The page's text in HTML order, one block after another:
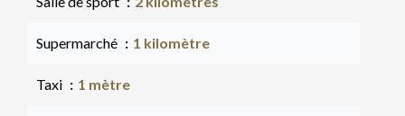
Supermarché 1 kilomètre
Taxi 1 mètre